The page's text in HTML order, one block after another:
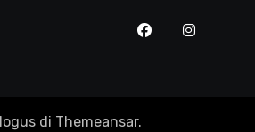
di Themeansar.